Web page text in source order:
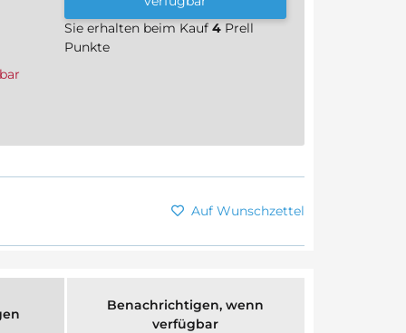
Sie erhalten beim Kauf 4 Prell
Punkte
Auf Wunschzettel
Benachrichtigen, wenn
verfügbar